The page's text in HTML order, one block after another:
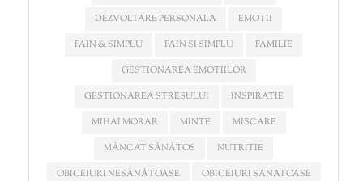
DEZVOLTARE PERSONALA
EMOTII
FAIN & SIMPLU
FAIN SI SIMPLU
FAMILIE
GESTIONAREA EMOTIILOR
GESTIONAREA STRESULUI
INSPIRATIE
MIHAI MORAR
MINTE
MISCARE
MÂNCAT SĂNĂTOS
NUTRITIE
OBICEIURI NESĂNĂTOASE
OBICEIURI SANATOASE